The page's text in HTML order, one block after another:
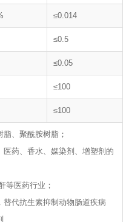
≤0.014
≤0.5
≤0.05
≤100
≤100
、聚酰胺树脂；
药、香水、媒染剂、增塑剂的
等医药行业；
代抗生素抑制动物肠道疾病